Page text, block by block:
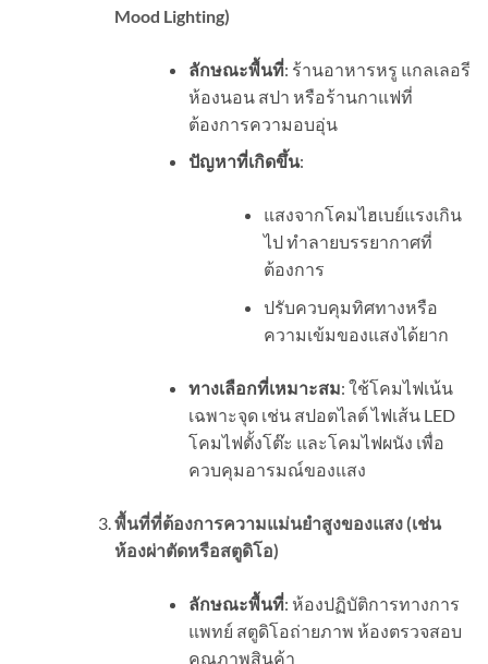
Mood Lighting)
ลักษณะพื้นที่: ร้านอาหารหรู แกลเลอรี
ห้องนอน สปา หรือร้านกาแฟที่
ต้องการความอบอุ่น
ปัญหาที่เกิดขึ้น:
แสงจากโคมไฮเบย์แรงเกิน
ไป ทำลายบรรยากาศที่
ต้องการ
ปรับควบคุมทิศทางหรือ
ความเข้มของแสงได้ยาก
ทางเลือกที่เหมาะสม: ใช้โคมไฟเน้น
เฉพาะจุด เช่น สปอตไลต์ ไฟเส้น LED
โคมไฟตั้งโต๊ะ และโคมไฟผนัง เพื่อ
ควบคุมอารมณ์ของแสง
พื้นที่ที่ต้องการความแม่นยำสูงของแสง (เช่น
ห้องผ่าตัดหรือสตูดิโอ)
ลักษณะพื้นที่: ห้องปฏิบัติการทางการ
แพทย์ สตูดิโอถ่ายภาพ ห้องตรวจสอบ
คุณภาพสินค้า